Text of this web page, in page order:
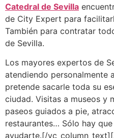
Catedral de Sevilla
de City Expert para
También para contratar
de Sevilla.
Los mayores expertos de
atendiendo personalmente
pretende sacarle toda su
ciudad. Visitas a museos y
paseos guiados a pie,
restaurantes… Sólo hay
ayudarte.[/